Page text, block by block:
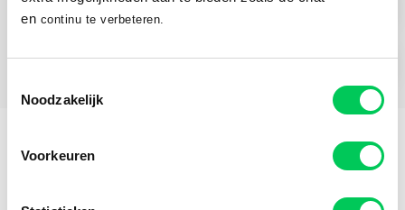
en continu te verbeteren.
Noodzakelijk
Voorkeuren
Wachttijden
Hoe werkt aanmelden